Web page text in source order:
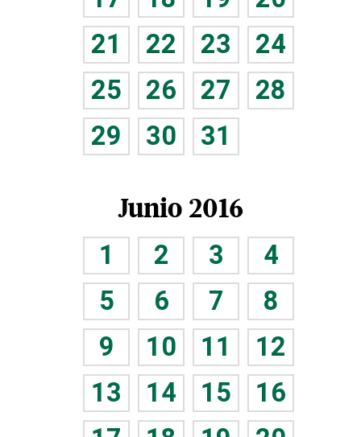
21
22 23
24
25
26 27
28
29
30 31
Junio 2016
1 2 3
4
5
6 7
8
9
10 11
12
13
14 15
16